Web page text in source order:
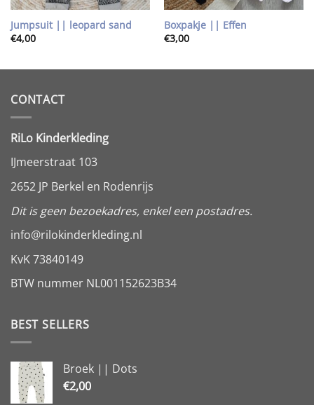
Jumpsuit || leopard sand
€4,00
Boxpakje || Effen
€3,00
CONTACT
RiLo Kinderkleding
IJmeerstraat 103
2652 JP Berkel en Rodenrijs
Dit is geen bezoekadres, enkel een postadres.
info@rilokinderkleding.nl
KvK 73840149
BTW nummer NL001152623B34
BEST SELLERS
Broek || Dots
€2,00